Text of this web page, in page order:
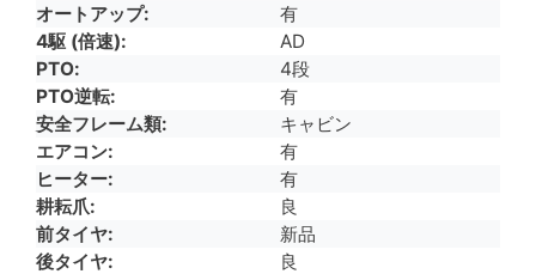
オートアップ
有
4駆 (倍速)
AD
PTO
4段
PTO逆転
有
安全フレーム類
キャビン
エアコン
有
ヒーター
有
耕耘爪
良
前タイヤ
新品
後タイヤ
良